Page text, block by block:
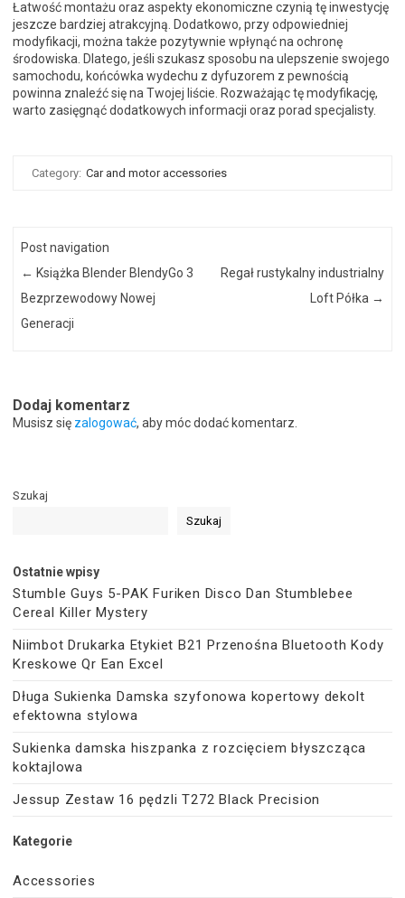
Łatwość montażu oraz aspekty ekonomiczne czynią tę inwestycję
jeszcze bardziej atrakcyjną. Dodatkowo, przy odpowiedniej
modyfikacji, można także pozytywnie wpłynąć na ochronę
środowiska. Dlatego, jeśli szukasz sposobu na ulepszenie swojego
samochodu, końcówka wydechu z dyfuzorem z pewnością
powinna znaleźć się na Twojej liście. Rozważając tę modyfikację,
warto zasięgnąć dodatkowych informacji oraz porad specjalisty.
Category: Car and motor accessories
Post navigation
← Książka Blender BlendyGo 3
Bezprzewodowy Nowej
Generacji
Regał rustykalny industrialny
Loft Półka →
Dodaj komentarz
Musisz się zalogować, aby móc dodać komentarz.
Szukaj
Szukaj
Ostatnie wpisy
Stumble Guys 5-PAK Furiken Disco Dan Stumblebee
Cereal Killer Mystery
Niimbot Drukarka Etykiet B21 Przenośna Bluetooth Kody
Kreskowe Qr Ean Excel
Długa Sukienka Damska szyfonowa kopertowy dekolt
efektowna stylowa
Sukienka damska hiszpanka z rozcięciem błyszcząca
koktajlowa
Jessup Zestaw 16 pędzli T272 Black Precision
Kategorie
Accessories